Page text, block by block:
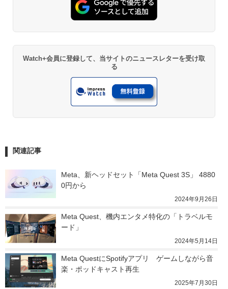
Watch+会員に登録して、当サイトのニュースレターを受け取
る
関連記事
Meta、新ヘッドセット「Meta Quest 3S」 4880
0円から
2024年9月26日
Meta Quest、機内エンタメ特化の「トラベルモ
ード」
2024年5月14日
Meta QuestにSpotifyアプリ　ゲームしながら音
楽・ポッドキャスト再生
2025年7月30日